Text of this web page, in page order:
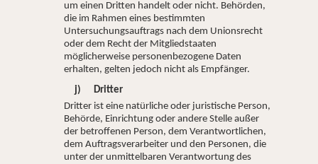
um einen Dritten handelt oder nicht. Behörden,
die im Rahmen eines bestimmten
Untersuchungsauftrags nach dem Unionsrecht
oder dem Recht der Mitgliedstaaten
möglicherweise personenbezogene Daten
erhalten, gelten jedoch nicht als Empfänger.
j) Dritter
Dritter ist eine natürliche oder juristische Person,
Behörde, Einrichtung oder andere Stelle außer
der betroffenen Person, dem Verantwortlichen,
dem Auftragsverarbeiter und den Personen, die
unter der unmittelbaren Verantwortung des